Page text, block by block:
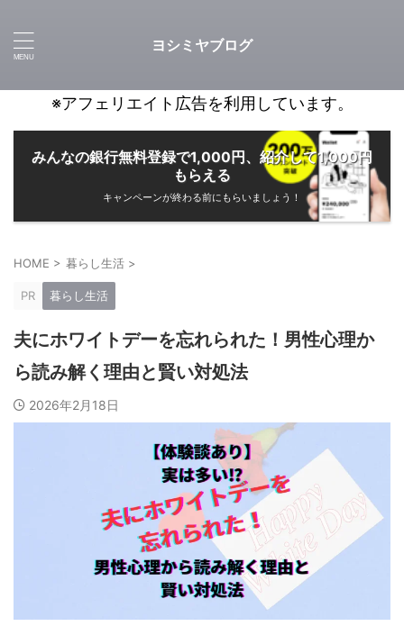
ヨシミヤブログ
※アフェリエイト広告を利用しています。
みんなの銀行無料登録で1,000円、紹介して1,000円
もらえる
キャンペーンが終わる前にもらいましょう！
HOME > 暮らし生活 >
PR 暮らし生活
夫にホワイトデーを忘れられた！男性心理か
ら読み解く理由と賢い対処法
2026年2月18日